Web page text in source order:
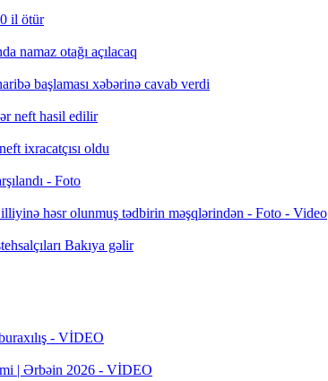
il ötür
namaz otağı açılacaq
başlaması xəbərinə cavab verdi
neft hasil edilir
ixracatçısı oldu
- Foto
illiyinə həsr olunmuş tədbirin məşqlərindən - Foto - Video
Bakıya gəlir
- VİDEO
| Ərbəin 2026 - VİDEO